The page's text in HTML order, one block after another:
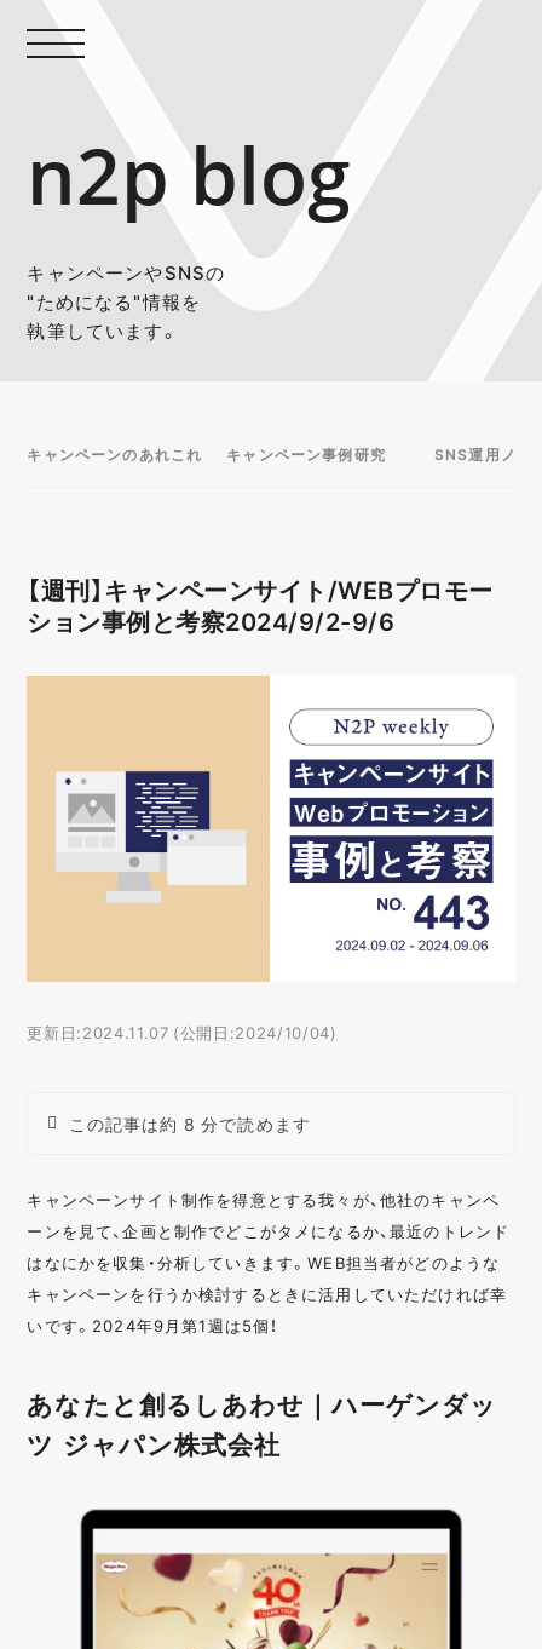
n2p blog
キャンペーンやSNSの
"ためになる"情報を
執筆しています。
キャンペーンのあれこれ キャンペーン事例研究 SNS運用ノウ
【週刊】キャンペーンサイト/WEBプロモー
ション事例と考察2024/9/2-9/6
更新日:2024.11.07 (公開日:2024/10/04)
この記事は約 8 分で読めます
キャンペーンサイト制作を得意とする我々が、他社のキャンペ
ーンを見て、企画と制作でどこがタメになるか、最近のトレンド
はなにかを収集・分析していきます。WEB担当者がどのような
キャンペーンを行うか検討するときに活用していただければ幸
いです。2024年9月第1週は5個！
あなたと創るしあわせ｜ハーゲンダッ
ツ ジャパン株式会社